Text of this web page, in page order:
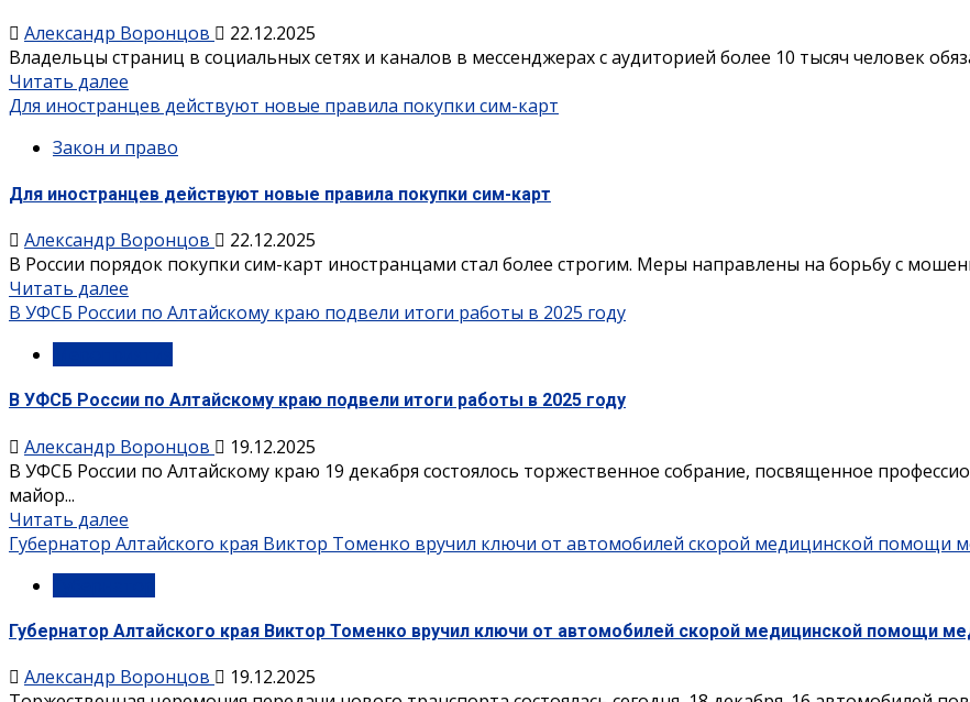
Александр Воронцов
22.12.2025
Владельцы страниц в социальных сетях и каналов в мессенджерах с аудиторией более 10 тысяч человек
Читать далее
Для иностранцев действуют новые правила покупки сим-карт
Закон и право
Для иностранцев действуют новые правила покупки сим-карт
Александр Воронцов
22.12.2025
В России порядок покупки сим-карт иностранцами стал более строгим. Меры направлены на борьбу с
Читать далее
В УФСБ России по Алтайскому краю подвели итоги работы в 2025 году
В УФСБ России по Алтайскому краю подвели итоги работы в 2025 году
Александр Воронцов
19.12.2025
В УФСБ России по Алтайскому краю 19 декабря состоялось торжественное собрание, посвященное
майор...
Читать далее
Губернатор Алтайского края Виктор Томенко вручил ключи от автомобилей скорой медицинской помощи
Губернатор Алтайского края Виктор Томенко вручил ключи от автомобилей скорой медицинской помощи
Александр Воронцов
19.12.2025